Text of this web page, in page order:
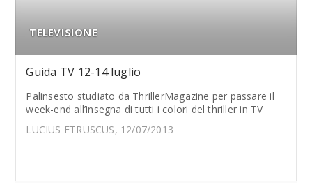
TELEVISIONE
Guida TV 12-14 luglio
Palinsesto studiato da ThrillerMagazine per passare il
week-end all’insegna di tutti i colori del thriller in TV
LUCIUS ETRUSCUS, 12/07/2013